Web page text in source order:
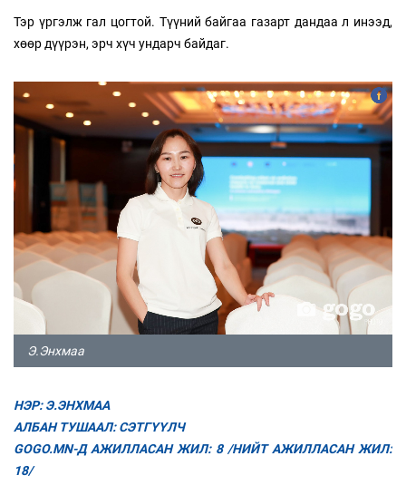
Тэр үргэлж гал цогтой. Түүний байгаа газарт дандаа л инээд,
хөөр дүүрэн, эрч хүч ундарч байдаг.
Э.Энхмаа
НЭР: Э.ЭНХМАА
АЛБАН ТУШААЛ: СЭТГҮҮЛЧ
GOGO.MN-Д АЖИЛЛАСАН ЖИЛ: 8 /НИЙТ АЖИЛЛАСАН ЖИЛ:
18/